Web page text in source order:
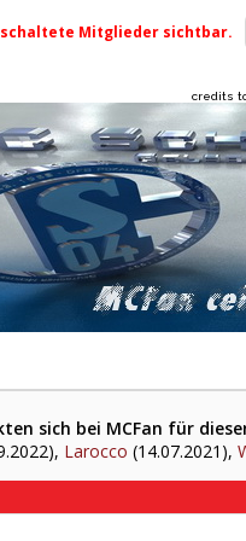
Mitglieder sichtbar.
credits
sich bei MCFan für
Larocco (14.07.2021),